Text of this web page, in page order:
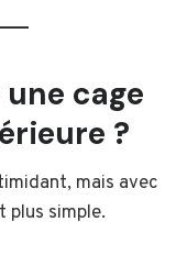
cage
?
mais avec
plus simple.